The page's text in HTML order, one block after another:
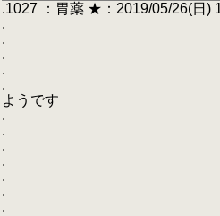
.1027 ：胃薬 ★：2019/05/26(日)
.
.
.
.
. あんこ！
ようです
.
.
.
.
.
. r― ＿
. ニニ